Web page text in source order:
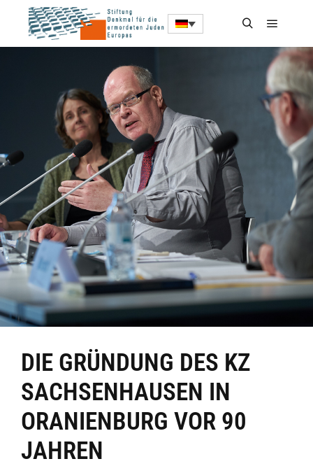
DIE GRÜNDUNG DES KZ
SACHSENHAUSEN IN
ORANIENBURG VOR 90
JAHREN